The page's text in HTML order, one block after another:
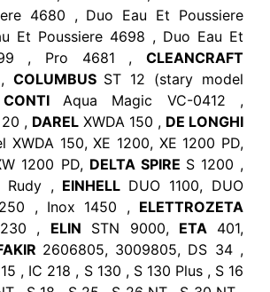
4680 , Duo Eau Et Poussiere
Et Poussiere 4698 , Duo Eau Et
, Pro 4681 , CLEANCRAFT
COLUMBUS ST 12 (stary model
CONTI Aqua Magic VC-0412 ,
, DAREL XWDA 150 , DE LONGHI
XWDA 150, XE 1200, XE 1200 PD,
1200 PD, DELTA SPIRE S 1200 ,
Rudy , EINHELL DUO 1100, DUO
, Inox 1450 , ELETTROZETA
, ELIN STN 9000, ETA 401,
2606805, 3009805, DS 34 ,
, IC 218 , S 130 , S 130 Plus , S 16